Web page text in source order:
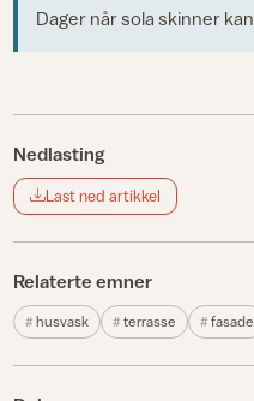
Dager når sola skinner
Nedlasting
Last ned artikkel
Relaterte emner
husvask terrasse fasade